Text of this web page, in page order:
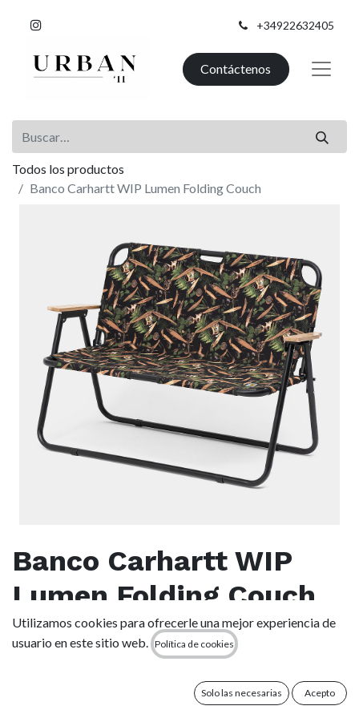
+34922632405
Contáctenos
Todos los productos
Banco Carhartt WIP Lumen Folding Couch
Banco Carhartt WIP
Lumen Folding Couch
(0 reseña)
El Lumen Folding Couch se ha fabricado con postes de
un motivo de temporada integral inspirado en las impresiones
Utilizamos cookies para ofrecerle una mejor experiencia de
usuario en este sitio web.
Política de cookies
Solo las necesarias Acepto